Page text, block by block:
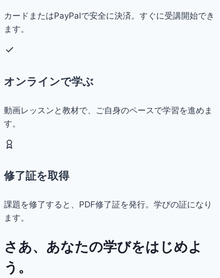
カードまたはPayPalで安全に決済。すぐに受講開始でき
ます。
オンラインで学ぶ
動画レッスンと教材で、ご自身のペースで学習を進めま
す。
修了証を取得
課題を修了すると、PDF修了証を発行。学びの証になり
ます。
さあ、あなたの学びをはじめよ
う。